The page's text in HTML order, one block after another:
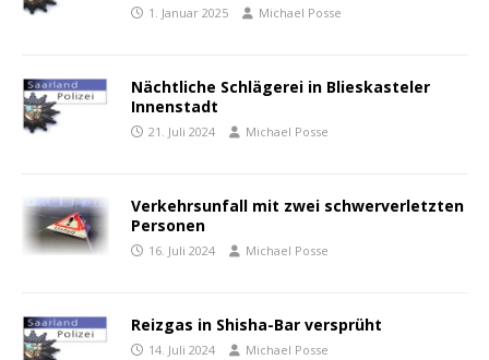
1. Januar 2025 Michael Posse
Nächtliche Schlägerei in Blieskasteler
Innenstadt
21. Juli 2024 Michael Posse
Verkehrsunfall mit zwei schwerverletzten
Personen
16. Juli 2024 Michael Posse
Reizgas in Shisha-Bar versprüht
14. Juli 2024 Michael Posse